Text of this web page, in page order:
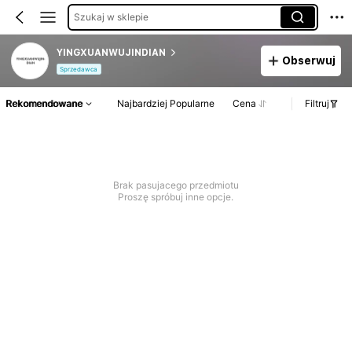
Szukaj w sklepie
YINGXUANWUJINDIAN
Sprzedawca
Obserwuj
Rekomendowane Najbardziej Popularne Cena Filtruj
Brak pasujacego przedmiotu
Proszę spróbuj inne opcje.